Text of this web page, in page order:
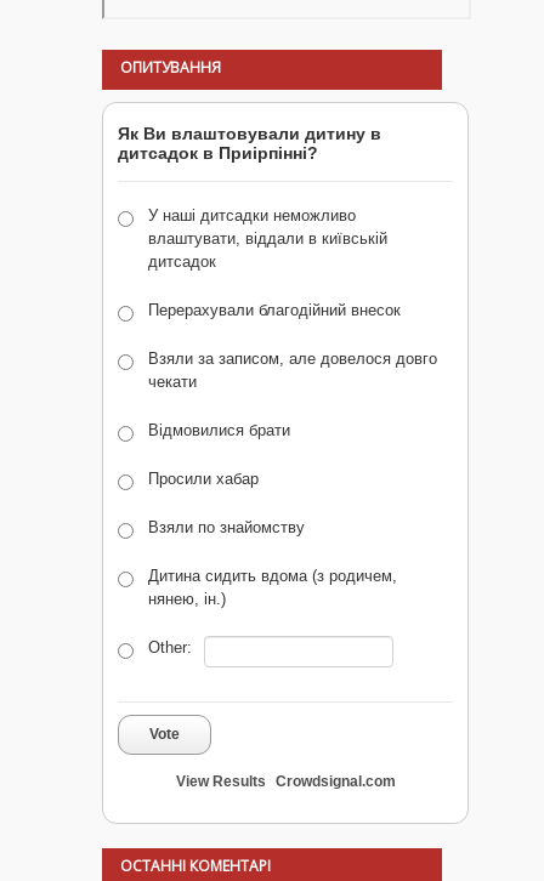
ОПИТУВАННЯ
Як Ви влаштовували дитину в
дитсадок в Приірпінні?
У наші дитсадки неможливо
влаштувати, віддали в київській
дитсадок
Перерахували благодійний внесок
Взяли за записом, але довелося довго
чекати
Відмовилися брати
Просили хабар
Взяли по знайомству
Дитина сидить вдома (з родичем,
нянею, ін.)
Other:
Vote
View Results Crowdsignal.com
ОСТАННІ КОМЕНТАРІ